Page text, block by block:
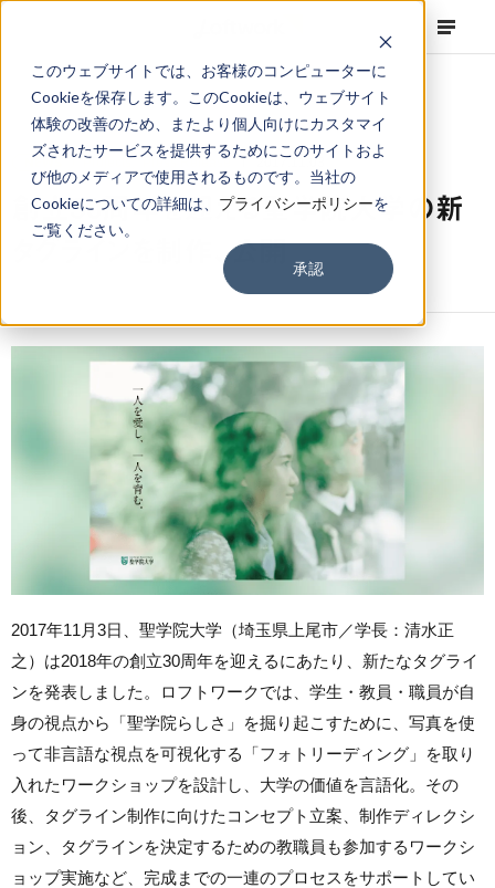
このウェブサイトでは、お客様のコンピューターに
Cookieを保存します。このCookieは、ウェブサイト
体験の改善のため、またより個人向けにカスタマイ
ズされたサービスを提供するためにこのサイトおよ
び他のメディアで使用されるものです。当社の
Cookieについての詳細は、 プライバシーポリシーを
ご覧ください。
承認
NEWS Projects, Press Release 2017.11.03
創立30周年を迎える聖学院大学の新
タグラインを制作、公開
2017年11月3日、聖学院大学（埼玉県上尾市／学長：清水正
之）は2018年の創立30周年を迎えるにあたり、新たなタグライ
ンを発表しました。ロフトワークでは、学生・教員・職員が自
身の視点から「聖学院らしさ」を掘り起こすために、写真を使
って非言語な視点を可視化する「フォトリーディング」を取り
入れたワークショップを設計し、大学の価値を言語化。その
後、タグライン制作に向けたコンセプト立案、制作ディレクシ
ョン、タグラインを決定するための教職員も参加するワークシ
ョップ実施など、完成までの一連のプロセスをサポートしてい